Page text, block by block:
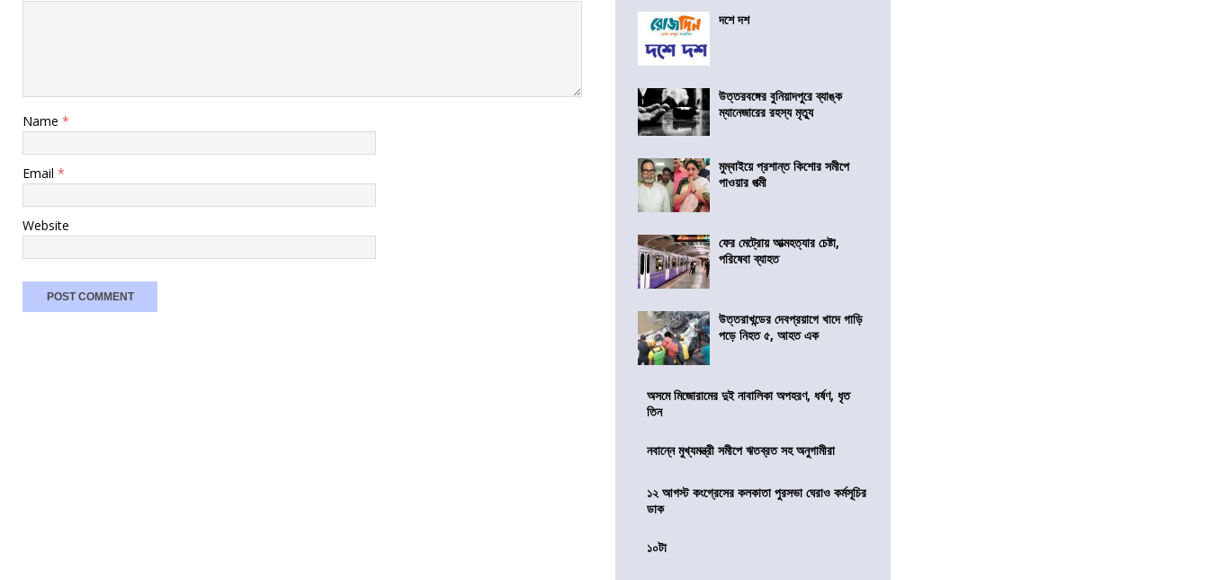
Name *
Email *
Website
দশে দশ
উত্তরবঙ্গের বুনিয়াদপুরে ব্যাঙ্ক
ম্যানেজারের রহস্য মৃত্যু
মুম্বাইয়ে প্রশান্ত কিশোর সমীপে
পাওয়ার পত্মী
ফের মেট্রোয় আত্মহত্যার চেষ্টা,
পরিষেবা ব্যাহত
উত্তরাখন্ডের দেবপ্রয়াগে খাদে গাড়ি
পড়ে নিহত ৫, আহত এক
অসমে মিজোরামের দুই নাবালিকা অপহরণ, ধর্ষণ, ধৃত
তিন
নবান্নে মুখ্যমন্ত্রী সমীপে ঋতব্রত সহ অনুগামীরা
১২ আগস্ট কংগ্রেসের কলকাতা পুরসভা ঘেরাও কর্মসূচির
ডাক
১০টা